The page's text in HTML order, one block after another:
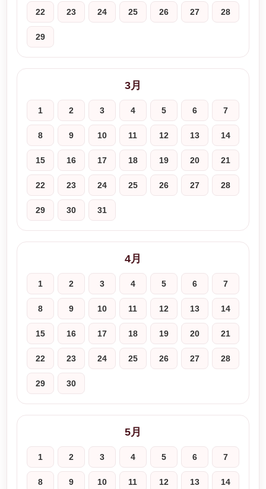
22 23 24 25 26 27 28
29
3月
1 2 3 4 5 6 7
8 9 10 11 12 13 14
15 16 17 18 19 20 21
22 23 24 25 26 27 28
29 30 31
4月
1 2 3 4 5 6 7
8 9 10 11 12 13 14
15 16 17 18 19 20 21
22 23 24 25 26 27 28
29 30
5月
1 2 3 4 5 6 7
8 9 10 11 12 13 14